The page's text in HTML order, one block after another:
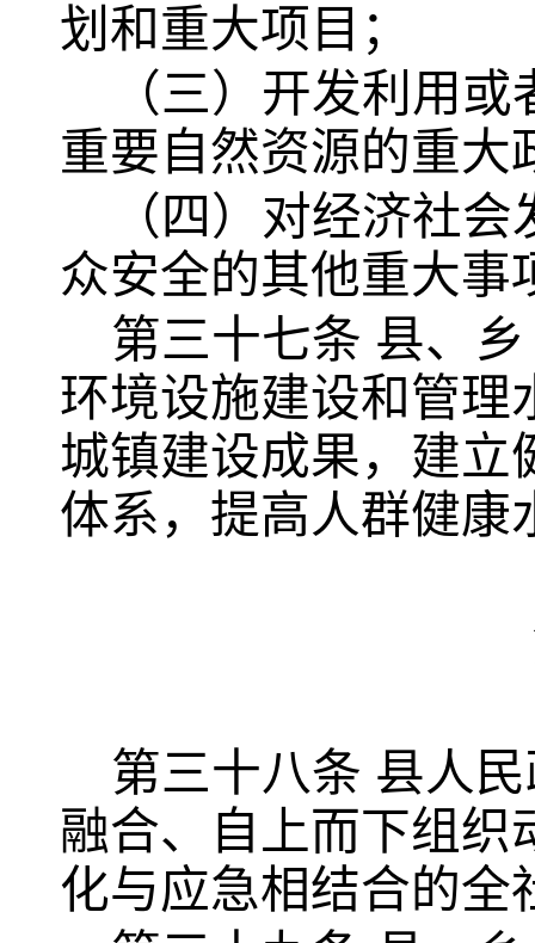
划和重大项目；
（三）开发利用
重要自然资源的重大
（四）对经济社
众安全的其他重大事
第三十七条 县、
环境设施建设和管理
城镇建设成果，建立
体系，提高人群健康
第三十八条 县人
融合、自上而下组织
化与应急相结合的全